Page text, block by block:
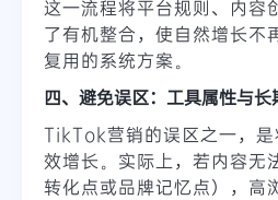
这一流程将平台规则、内容
了有机整合，使自然增长不
复用的系统方案。
四、避免误区：工具属性与长
TikTok营销的误区之一，
效增长。实际上，若内容无
转化点或品牌记忆点），高